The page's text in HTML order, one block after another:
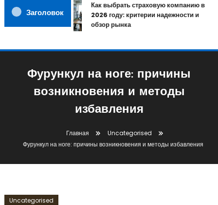
Заголовок
Как выбрать страховую компанию в
2026 году: критерии надежности и
обзор рынка
Фурункул на ноге: причины
возникновения и методы
избавления
Главная
Uncategorised
Фурункул на ноге: причины возникновения и методы избавления
Uncategorised